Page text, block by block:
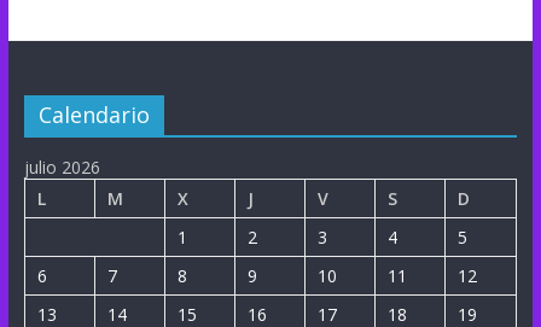
Calendario
julio 2026
L
M X J V S
D
1
2 3 4
5
6
7 8 9 10 11
12
13
14 15 16 17 18
19